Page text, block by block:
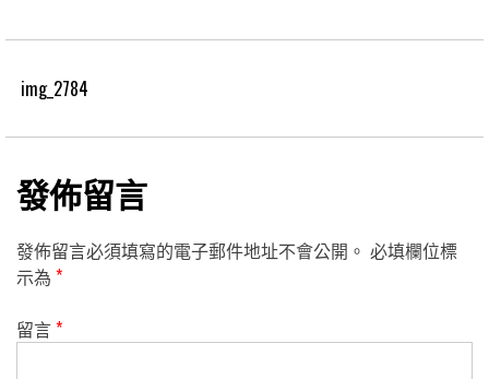
img_2784
發佈留言
發佈留言必須填寫的電子郵件地址不會公開。 必填欄位標
示為 *
留言*